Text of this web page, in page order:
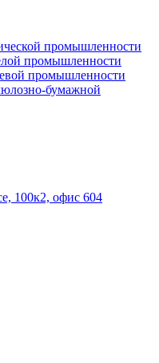
промышленности
промышленности
промышленности
бумажной
100к2, офис 604